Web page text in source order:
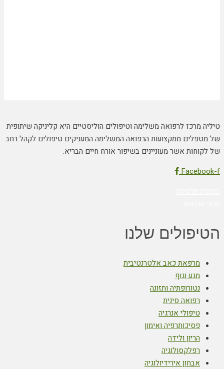
טיליה מרכז לרפואה משלימה וטיפולים הוליסטיים היא קליניקה שיתופית
של מטפלים ממקצועות הרפואה המשלימה המעניקים טיפולים לקהל רחב
של לקוחות אשר מעוניינים בשיפור אורח חיים הבריא.
Facebook-f
הטיפולים שלנו
מרפאת כאב אלטרנטיבית
מגע וגוף
נטורופתיה ותזונה
רפואה סינית
טיפולי אנרגיה
פסיכותרפיה ואימון
הריון ולידה
רפלקסולוגיה
אבחון אירידיולוגיה